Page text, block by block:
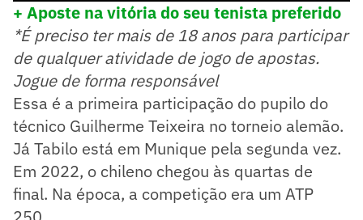
+ Aposte na vitória do seu tenista preferido
*É preciso ter mais de 18 anos para participar
de qualquer atividade de jogo de apostas.
Jogue de forma responsável
Essa é a primeira participação do pupilo do
técnico Guilherme Teixeira no torneio alemão.
Já Tabilo está em Munique pela segunda vez.
Em 2022, o chileno chegou às quartas de
final. Na época, a competição era um ATP